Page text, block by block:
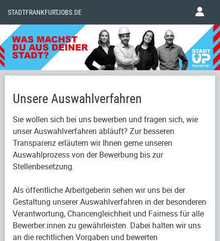
STADTFRANKFURTJOBS.DE
Unsere Auswahlverfahren
Sie wollen sich bei uns bewerben und fragen sich, wie
unser Auswahlverfahren abläuft? Zur besseren
Transparenz erläutern wir Ihnen gerne unseren
Auswahlprozess von der Bewerbung bis zur
Stellenbesetzung.
Als öffentliche Arbeitgeberin sehen wir uns bei der
Gestaltung unserer Auswahlverfahren in der besonderen
Verantwortung, Chancengleichheit und Fairness für alle
Bewerber:innen zu gewährleisten. Dabei halten wir uns
an die rechtlichen Vorgaben und bewerten